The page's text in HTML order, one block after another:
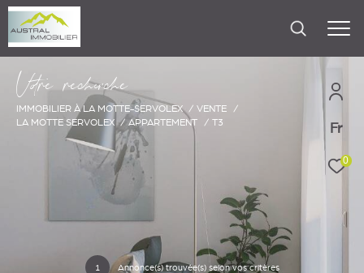
Fr
0
Vore recece
IMMOBILIER À LA MOTTE-SERVOLEX
VENTE
LA MOTTE SERVOLEX
APPARTEMENT T3
1 Annonce(s) trouvée(s) selon vos critères